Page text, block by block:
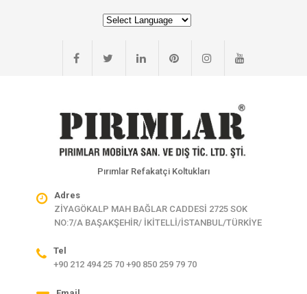
Pırımlar Refakatçi Koltukları
Adres
ZİYAGÖKALP MAH BAĞLAR CADDESİ 2725 SOK
NO:7/A BAŞAKŞEHİR/ İKİTELLİ/İSTANBUL/TÜRKİYE
Tel
+90 212 494 25 70 +90 850 259 79 70